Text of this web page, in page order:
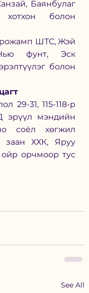
Баянбулаг
хотхон болон
ШТС, Жэй
фунт, Эск
болон
29-31, 115-118-р
эрүүл мэндийн
соёл хөгжил
заан ХХК, Яруу
орчмоор тус
See All